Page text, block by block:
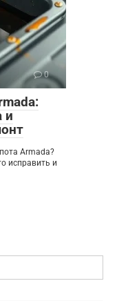
0
и
Armada?
исправить и